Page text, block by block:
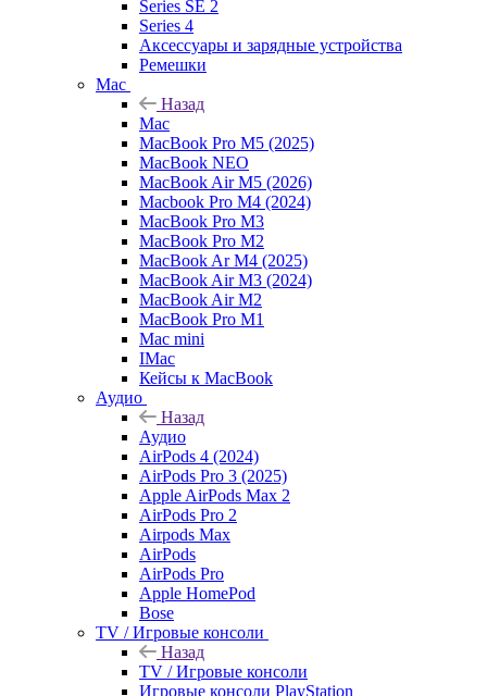
Series SE 2
Series 4
Аксессуары и зарядные устройства
Ремешки
Mac
Назад
Mac
MacBook Pro M5 (2025)
MacBook NEO
MacBook Air M5 (2026)
Macbook Pro M4 (2024)
MacBook Pro M3
MacBook Pro M2
MacBook Ar M4 (2025)
MacBook Air M3 (2024)
MacBook Air M2
MacBook Pro M1
Mac mini
IMac
Кейсы к MacBook
Аудио
Назад
Аудио
AirPods 4 (2024)
AirPods Pro 3 (2025)
Apple AirPods Max 2
AirPods Pro 2
Airpods Max
AirPods
AirPods Pro
Apple HomePod
Bose
TV / Игровые консоли
Назад
TV / Игровые консоли
Игровые консоли PlayStation